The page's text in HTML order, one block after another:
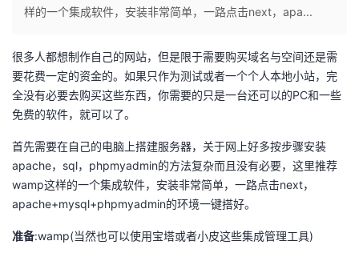
主
页
的
开
发
我
的
博
我
的
我
样的一个集成软件，安装非常简单，一路点击next，apa...
很多人都想制作自己的网站，但是限于需要购买域名与空间还是需
要花费一定的资金的。如果只作为测试或者一个个人本地小站，完
全没有必要去购买这些东西，你需要的只是一台还可以的PC和一些
免费的软件，就可以了。
首先需要在自己的电脑上搭建服务器，关于网上好多按步骤安装
apache，sql，phpmyadmin的方法复杂而且没有必要，这里推荐
wamp这样的一个集成软件，安装非常简单，一路点击next，
apache+mysql+phpmyadmin的环境一键搭好。
准备:wamp(当然也可以使用宝塔或者小皮这些集成管理工具)